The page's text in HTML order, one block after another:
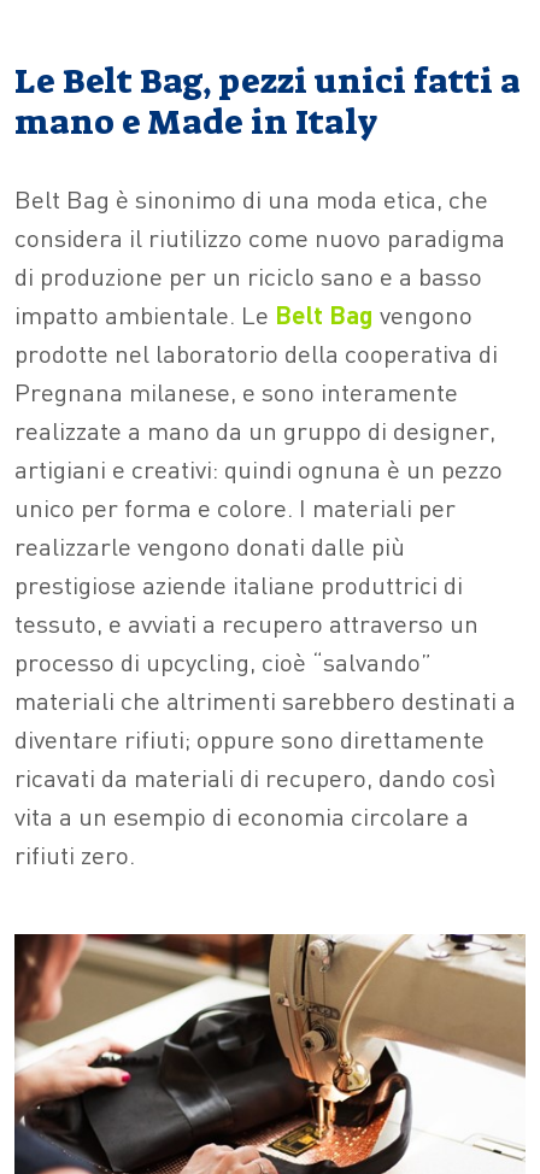
Le Belt Bag, pezzi unici fatti a
mano e Made in Italy
Belt Bag è sinonimo di una moda etica, che
considera il riutilizzo come nuovo paradigma
di produzione per un riciclo sano e a basso
impatto ambientale. Le Belt Bag vengono
prodotte nel laboratorio della cooperativa di
Pregnana milanese, e sono interamente
realizzate a mano da un gruppo di designer,
artigiani e creativi: quindi ognuna è un pezzo
unico per forma e colore. I materiali per
realizzarle vengono donati dalle più
prestigiose aziende italiane produttrici di
tessuto, e avviati a recupero attraverso un
processo di upcycling, cioè “salvando”
materiali che altrimenti sarebbero destinati a
diventare rifiuti; oppure sono direttamente
ricavati da materiali di recupero, dando così
vita a un esempio di economia circolare a
rifiuti zero.